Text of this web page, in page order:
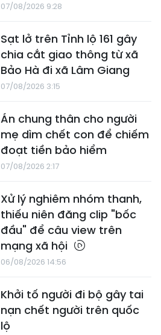
07/08/2026 9:28
Sạt lở trên Tỉnh lộ 161 gây
chia cắt giao thông từ xã
Bảo Hà đi xã Lâm Giang
07/08/2026 3:15
Án chung thân cho người
mẹ dìm chết con để chiếm
đoạt tiền bảo hiểm
07/08/2026 2:17
Xử lý nghiêm nhóm thanh,
thiếu niên đăng clip "bốc
đầu" để câu view trên
mạng xã hội
06/08/2026 14:56
Khởi tố người đi bộ gây tai
nạn chết người trên quốc
lộ